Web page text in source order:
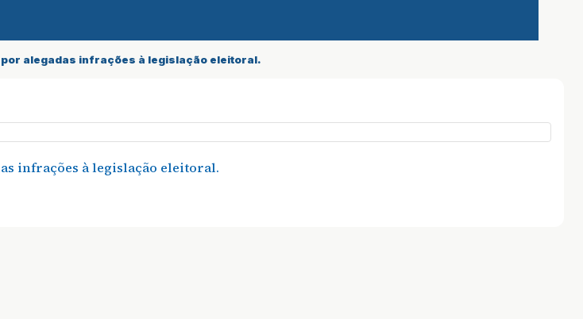
por alegadas infrações à legislação eleitoral.
infrações à legislação eleitoral.